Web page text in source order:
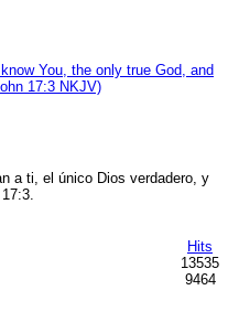
a ti, el único Dios verdadero, y
Hits
13535
9464